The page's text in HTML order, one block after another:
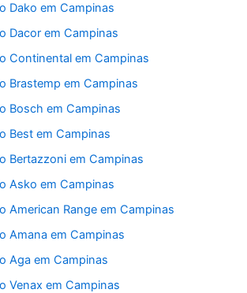
Dako em Campinas
Dacor em Campinas
Continental em Campinas
Brastemp em Campinas
Bosch em Campinas
Best em Campinas
Bertazzoni em Campinas
Asko em Campinas
American Range em Campinas
Amana em Campinas
Aga em Campinas
Venax em Campinas